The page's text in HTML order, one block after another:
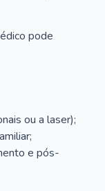
pode
ou a laser);
e pós-